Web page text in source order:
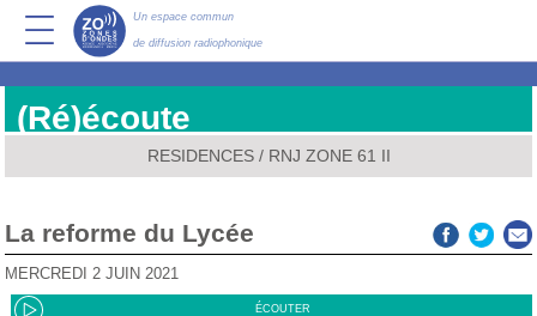
Un espace commun
de diffusion radiophonique
(Ré)écoute
RESIDENCES/ RNJ ZONE 61 II
La reforme du Lycée
MERCREDI 2 JUIN 2021
ÉCOUTER